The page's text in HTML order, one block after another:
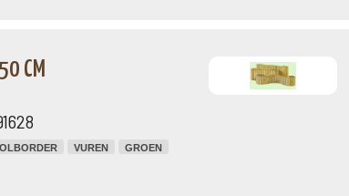
CM
VUREN GROEN